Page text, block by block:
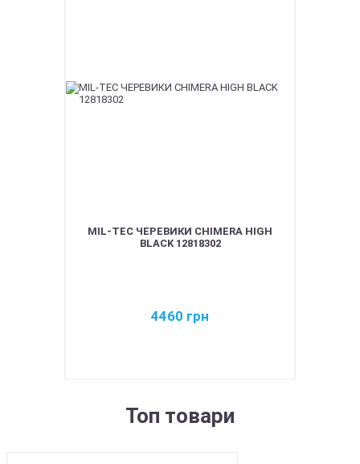
MIL-TEC ЧЕРЕВИКИ CHIMERA HIGH
BLACK 12818302
4460 грн
Топ товари